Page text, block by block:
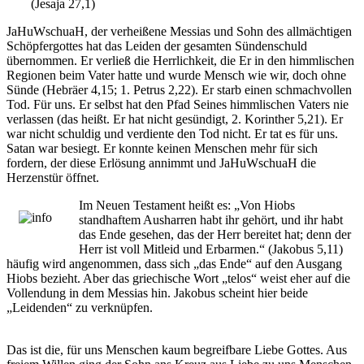
(Jesaja 27,1)
JaHuWschuaH, der verheißene Messias und Sohn des allmächtigen
Schöpfergottes hat das Leiden der gesamten Sündenschuld
übernommen. Er verließ die Herrlichkeit, die Er in den himmlischen
Regionen beim Vater hatte und wurde Mensch wie wir, doch ohne
Sünde (Hebräer 4,15; 1. Petrus 2,22). Er starb einen schmachvollen
Tod. Für uns. Er selbst hat den Pfad Seines himmlischen Vaters nie
verlassen (das heißt. Er hat nicht gesündigt, 2. Korinther 5,21). Er
war nicht schuldig und verdiente den Tod nicht. Er tat es für uns.
Satan war besiegt. Er konnte keinen Menschen mehr für sich
fordern, der diese Erlösung annimmt und JaHuWschuaH die
Herzenstür öffnet.
Im Neuen Testament heißt es: „Von Hiobs
standhaftem Ausharren habt ihr gehört, und ihr habt
das Ende gesehen, das der Herr bereitet hat; denn der
Herr ist voll Mitleid und Erbarmen.“ (Jakobus 5,11)
häufig wird angenommen, dass sich „das Ende“ auf den Ausgang
Hiobs bezieht. Aber das griechische Wort „telos“ weist eher auf die
Vollendung in dem Messias hin. Jakobus scheint hier beide
„Leidenden“ zu verknüpfen.
Das ist die, für uns Menschen kaum begreifbare Liebe Gottes. Aus